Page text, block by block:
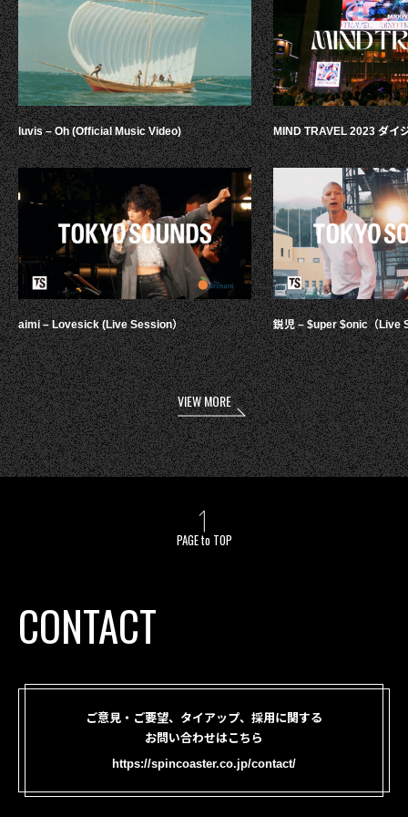
luvis – Oh (Official Music Video)
aimi – Lovesick (Live Session）
MIND TRAVEL 2023 ダイ
鋭児 – $uper $onic（Live
VIEW MORE
PAGE to TOP
CONTACT
ご意見・ご要望、タイアップ、採用に関する
お問い合わせはこちら
https://spincoaster.co.jp/contact/